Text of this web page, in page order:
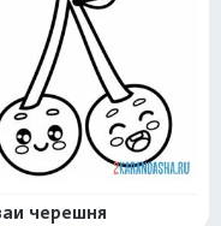
черешня